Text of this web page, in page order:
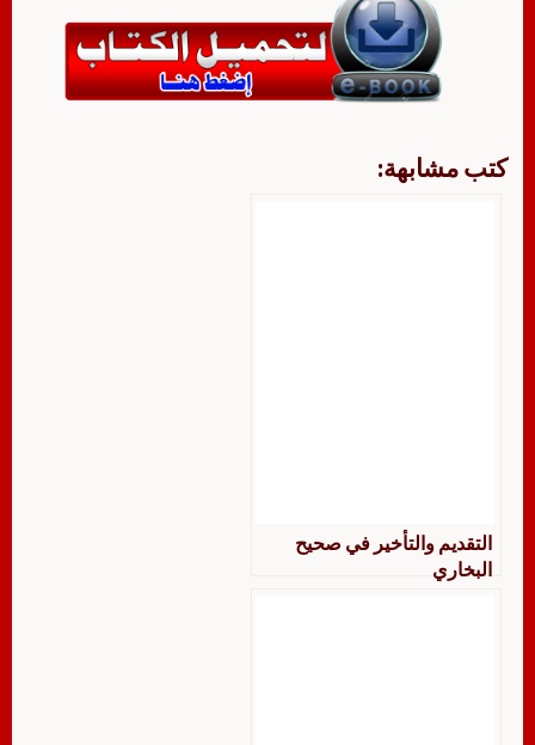
كتب مشابهة:
التقديم والتأخير في صحيح
البخاري